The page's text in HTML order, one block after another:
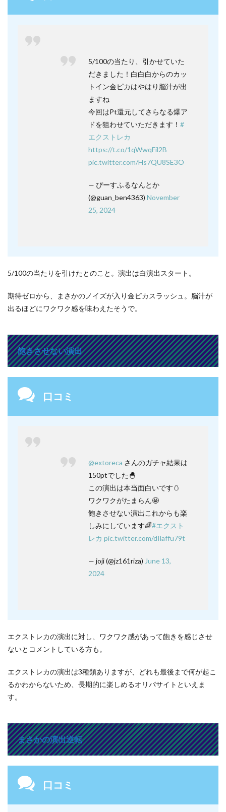
5/100の当たり、引かせていた
だきました！白白白からのカッ
トイン金ピカはやはり脳汁が出
ますね
今回はPt還元してさらなる爆ア
ドを狙わせていただきます！ #
エクストレカ
https://t.co/1qWwqFil2B
pic.twitter.com/Hs7QU8SE3O
— ぴーすふるなんとか
(@guan_ben4363) November
25, 2024
5/100の当たりを引けたとのこと。演出は白演出スタート。
期待ゼロから、まさかのノイズが入り金ピカスラッシュ。脳汁が
出るほどにワクワク感を味わえたそうで。
飽きさせない演出
口コミ
@extoreca さんのガチャ結果は
150ptでした🐣
この演出は本当面白いです🥚
ワクワクがたまらん🤩
飽きさせない演出これからも楽
しみにしています🌈#エクスト
レカ pic.twitter.com/dIlaffu79t
— joji (@jz161riza) June 13,
2024
エクストレカの演出に対し、ワクワク感があって飽きを感じさせ
ないとコメントしている方も。
エクストレカの演出は3種類ありますが、どれも最後まで何が起こ
るかわからないため、長期的に楽しめるオリパサイトといえま
す。
まさかの演出逆転
口コミ